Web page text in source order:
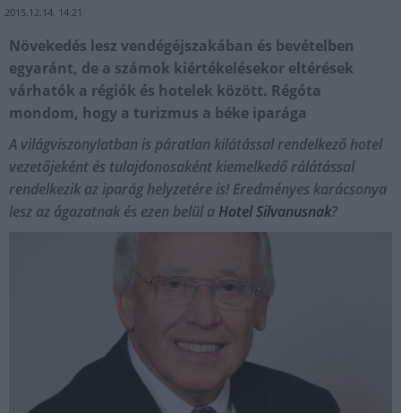
2015.12.14. 14:21
Növekedés lesz vendégéjszakában és bevételben
egyaránt, de a számok kiértékelésekor eltérések
várhatók a régiók és hotelek között. Régóta
mondom, hogy a turizmus a béke iparága
A világviszonylatban is páratlan kilátással rendelkező hotel
vezetőjeként és tulajdonosaként kiemelkedő rálátással
rendelkezik az iparág helyzetére is! Eredményes karácsonya
lesz az ágazatnak és ezen belül a Hotel Silvanusnak?